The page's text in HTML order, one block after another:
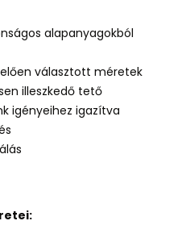
alapanyagokból
választott méretek
illeszkedő tető
igényeihez igazítva